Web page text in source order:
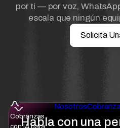
Habla con una
por ti — por voz,
escala que ningún
Solicita
Cobranzas
con IA para
Nosotros